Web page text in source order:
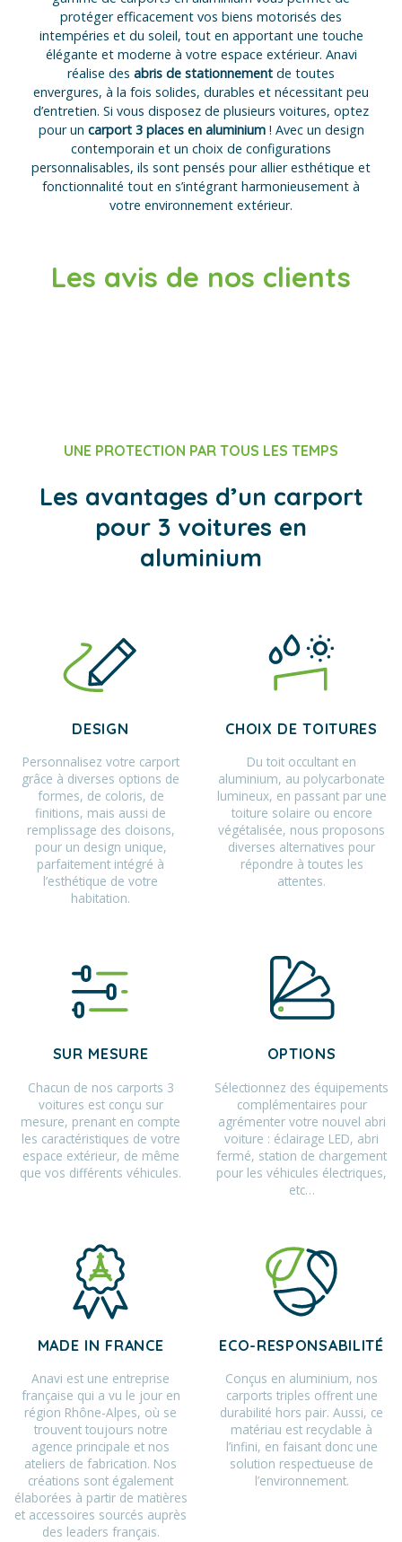
protéger efficacement vos biens motorisés des
intempéries et du soleil, tout en apportant une touche
élégante et moderne à votre espace extérieur. Anavi
réalise des abris de stationnement de toutes
envergures, à la fois solides, durables et nécessitant peu
d’entretien. Si vous disposez de plusieurs voitures, optez
pour un carport 3 places en aluminium! Avec un design
contemporain et un choix de configurations
personnalisables, ils sont pensés pour allier esthétique et
fonctionnalité tout en s’intégrant harmonieusement à
votre environnement extérieur.
Les avis de nos clients
UNE PROTECTION PAR TOUS LES TEMPS
Les avantages d’un carport
pour 3 voitures en
aluminium
DESIGN
Personnalisez votre carport
grâce à diverses options de
formes, de coloris, de
finitions, mais aussi de
remplissage des cloisons,
pour un design unique,
parfaitement intégré à
l’esthétique de votre
habitation.
CHOIX DE TOITURES
Du toit occultant en
aluminium, au polycarbonate
lumineux, en passant par une
toiture solaire ou encore
végétalisée, nous proposons
diverses alternatives pour
répondre à toutes les
attentes.
SUR MESURE
Chacun de nos carports 3
voitures est conçu sur
mesure, prenant en compte
les caractéristiques de votre
espace extérieur, de même
que vos différents véhicules.
OPTIONS
Sélectionnez des équipements
complémentaires pour
agrémenter votre nouvel abri
voiture : éclairage LED, abri
fermé, station de chargement
pour les véhicules électriques,
etc…
MADE IN FRANCE
Anavi est une entreprise
française qui a vu le jour en
région Rhône-Alpes, où se
trouvent toujours notre
agence principale et nos
ateliers de fabrication. Nos
créations sont également
élaborées à partir de matières
et accessoires sourcés auprès
des leaders français.
ECO-RESPONSABILITÉ
Conçus en aluminium, nos
carports triples offrent une
durabilité hors pair. Aussi, ce
matériau est recyclable à
l’infini, en faisant donc une
solution respectueuse de
l’environnement.